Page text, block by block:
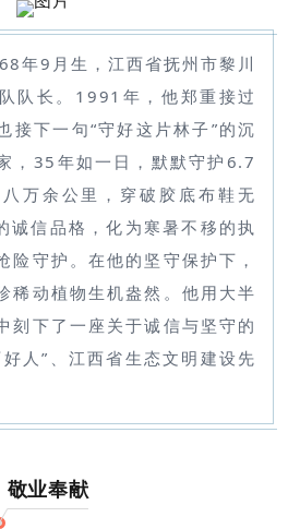
9月生，江西省抚州市黎川
队长。1991年，他郑重接过
接下一句“守好这片林子”的沉
，35年如一日，默默守护6.7
万余公里，穿破胶底布鞋无
诚信品格，化为寒暑不移的执
险守护。在他的坚守保护下，
稀动植物生机盎然。他用大半
刻下了一座关于诚信与坚守的
人”、江西省生态文明建设先
敬业奉献